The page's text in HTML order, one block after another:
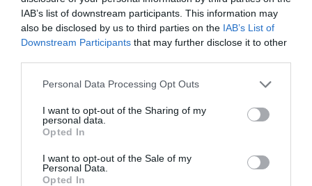
IAB’s list of downstream participants. This information may
also be disclosed by us to third parties on the IAB’s List of
Downstream Participants that may further disclose it to other
Personal Data Processing Opt Outs
I want to opt-out of the Sharing of my
personal data.
Opted In
I want to opt-out of the Sale of my
Personal Data.
Opted In
Γιώργος Καραχάλιος